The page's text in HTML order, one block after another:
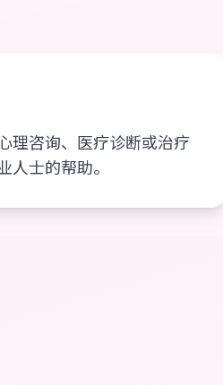
理咨询、医疗诊断或治疗
士的帮助。